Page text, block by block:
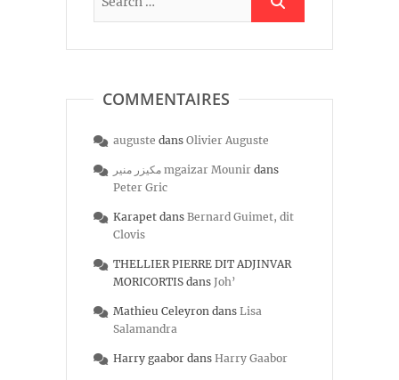
COMMENTAIRES
auguste dans Olivier Auguste
مكيزر منير mgaizar Mounir dans
Peter Gric
Karapet dans Bernard Guimet, dit
Clovis
THELLIER PIERRE DIT ADJINVAR
MORICORTIS dans Joh’
Mathieu Celeyron dans Lisa
Salamandra
Harry gaabor dans Harry Gaabor